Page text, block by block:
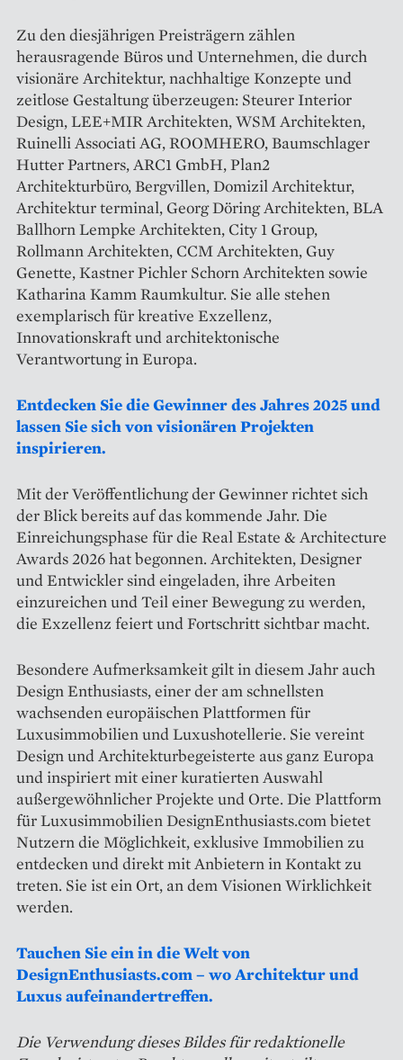
Zu den diesjährigen Preisträgern zählen
herausragende Büros und Unternehmen, die durch
visionäre Architektur, nachhaltige Konzepte und
zeitlose Gestaltung überzeugen: Steurer Interior
Design, LEE+MIR Architekten, WSM Architekten,
Ruinelli Associati AG, ROOMHERO, Baumschlager
Hutter Partners, ARC1 GmbH, Plan2
Architekturbüro, Bergvillen, Domizil Architektur,
Architektur terminal, Georg Döring Architekten, BLA
Ballhorn Lempke Architekten, City 1 Group,
Rollmann Architekten, CCM Architekten, Guy
Genette, Kastner Pichler Schorn Architekten sowie
Katharina Kamm Raumkultur. Sie alle stehen
exemplarisch für kreative Exzellenz,
Innovationskraft und architektonische
Verantwortung in Europa.
Entdecken Sie die Gewinner des Jahres 2025 und
lassen Sie sich von visionären Projekten
inspirieren.
Mit der Veröffentlichung der Gewinner richtet sich
der Blick bereits auf das kommende Jahr. Die
Einreichungsphase für die Real Estate & Architecture
Awards 2026 hat begonnen. Architekten, Designer
und Entwickler sind eingeladen, ihre Arbeiten
einzureichen und Teil einer Bewegung zu werden,
die Exzellenz feiert und Fortschritt sichtbar macht.
Besondere Aufmerksamkeit gilt in diesem Jahr auch
Design Enthusiasts, einer der am schnellsten
wachsenden europäischen Plattformen für
Luxusimmobilien und Luxushotellerie. Sie vereint
Design und Architekturbegeisterte aus ganz Europa
und inspiriert mit einer kuratierten Auswahl
außergewöhnlicher Projekte und Orte. Die Plattform
für Luxusimmobilien DesignEnthusiasts.com bietet
Nutzern die Möglichkeit, exklusive Immobilien zu
entdecken und direkt mit Anbietern in Kontakt zu
treten. Sie ist ein Ort, an dem Visionen Wirklichkeit
werden.
Tauchen Sie ein in die Welt von
DesignEnthusiasts.com – wo Architektur und
Luxus aufeinandertreffen.
Die Verwendung dieses Bildes für redaktionelle